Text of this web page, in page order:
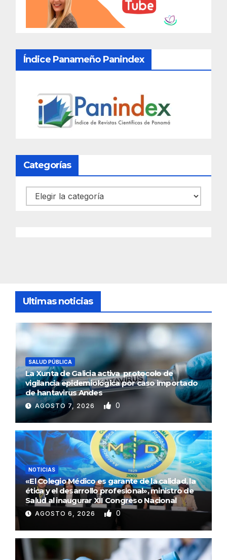
Índice Panameño Panindex
Categorías
Categorías
Ultimas noticias
SALUD PÚBLICA
La Xunta de Galicia activa protocolo de
vigilancia epidemiológica por caso importado
de hantavirus Andes
AGOSTO 7, 2026 0
NOTICIAS
«El Colegio Médico es garante de la calidad, la
ética y el desarrollo profesional», ministro de
Salud al inaugurar XII Congreso Nacional
AGOSTO 6, 2026 0